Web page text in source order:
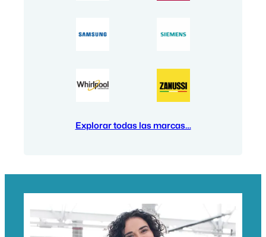
Explorar todas las marcas…